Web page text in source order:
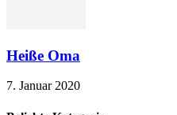
Heiße Oma
7. Januar 2020